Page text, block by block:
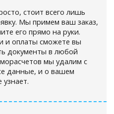
стоит всего лишь
Мы примем ваш заказ,
его прямо на руки.
и оплаты сможете вы
документы в любой
мы удалим с
данные, и о вашем